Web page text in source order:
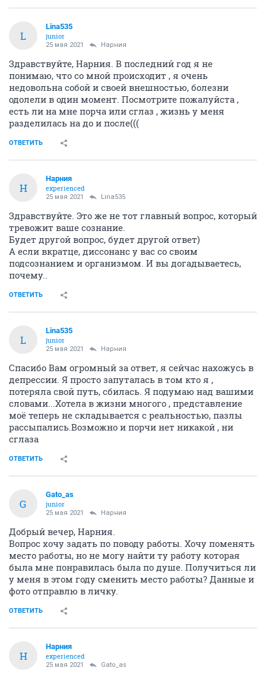
L
Lina535
junior
25 мая 2021 Нарния
Здравствуйте, Нарния. В последний год я не
понимаю, что со мной происходит , я очень
недовольна собой и своей внешностью, болезни
одолели в один момент. Посмотрите пожалуйста ,
есть ли на мне порча или сглаз , жизнь у меня
разделилась на до и после(((
ОТВЕТИТЬ
Н
Нарния
experienced
25 мая 2021 Lina535
Здравствуйте. Это же не тот главный вопрос, который
тревожит ваше сознание.
Будет другой вопрос, будет другой ответ)
А если вкратце, диссонанс у вас со своим
подсознанием и организмом. И вы догадываетесь,
почему..
ОТВЕТИТЬ
L
Lina535
junior
25 мая 2021 Нарния
Спасибо Вам огромный за ответ, я сейчас нахожусь в
депрессии. Я просто запуталась в том кто я ,
потеряла свой путь, сбилась. Я подумаю над вашими
словами...Хотела в жизни многого , представление
моё теперь не складывается с реальностью, пазлы
рассыпались.Возможно и порчи нет никакой , ни
сглаза
ОТВЕТИТЬ
G
Gato_as
junior
25 мая 2021 Нарния
Добрый вечер, Нарния.
Вопрос хочу задать по поводу работы. Хочу поменять
место работы, но не могу найти ту работу которая
была мне понравилась была по душе. Получиться ли
у меня в этом году сменить место работы? Данные и
фото отправлю в личку.
ОТВЕТИТЬ
Н
Нарния
experienced
25 мая 2021 Gato_as